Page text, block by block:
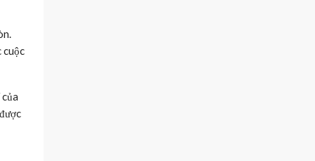
cuộc